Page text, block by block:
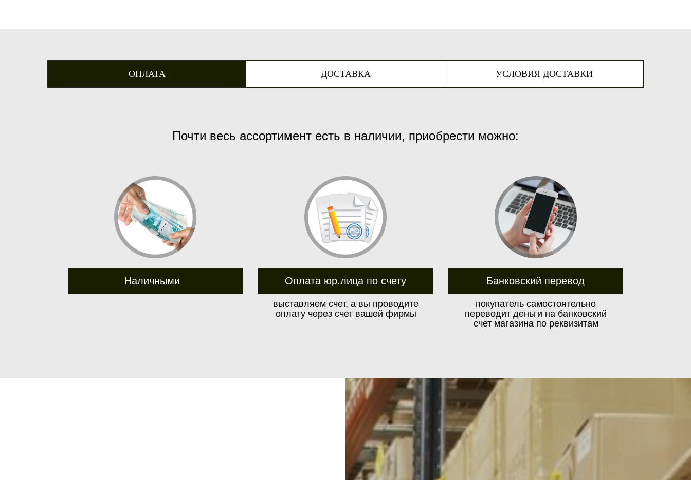
ОПЛАТА ДОСТАВКА УСЛОВИЯ ДОСТАВКИ
Наличными
Почти весь ассортимент есть в наличии, приобрести можно:
Оплата юр.лица по счету
выставляем счет, а вы проводите
оплату через счет вашей фирмы
Банковский перевод
покупатель самостоятельно
переводит деньги на банковский
счет магазина по реквизитам
Доставка по Москве и Московской
области в кратчайшие сроки
Довозим до транспортной компании бесплатно
необходимы следующие данные:
Условия транспортных компаний в России могут варьироваться
в зависимости от выбранной компании.
Стоимость ₽ будет зависеть от расстояния, веса и габаритов груза.
За дополнительную плату можно застраховать груз от утраты или повреждений.
Некоторые логистические компании предоставляют возможность, связанные